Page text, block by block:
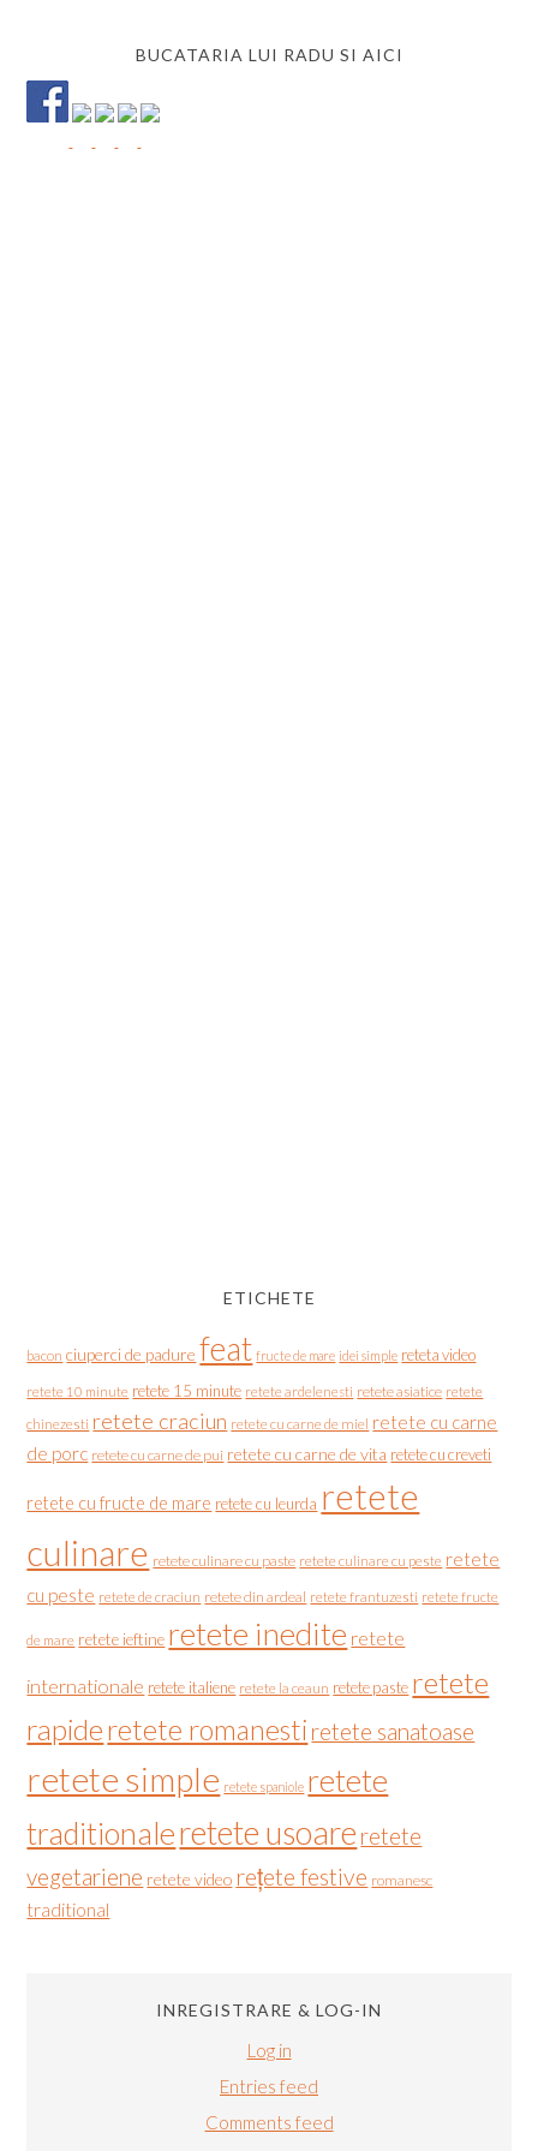
BUCATARIA LUI RADU SI AICI
ETICHETE
bacon ciuperci de padure feat fructe de mare idei simple reteta video
retete 10 minute retete 15 minute retete ardelenesti retete asiatice retete
chinezesti retete craciun retete cu carne de miel retete cu carne
de porc retete cu carne de pui retete cu carne de vita retete cu creveti
retete cu fructe de mare retete cu leurda retete
culinare retete culinare cu paste retete culinare cu peste retete
cu peste retete de craciun retete din ardeal retete frantuzesti retete fructe
de mare retete ieftine retete inedite retete
internationale retete italiene retete la ceaun retete paste retete
rapideretete romanesti retete sanatoase
retete simple retete spaniole retete
traditionaleretete usoare retete
vegetariene retete video rețete festive romanesc
traditional
INREGISTRARE & LOG-IN
Log in
Entries feed
Comments feed